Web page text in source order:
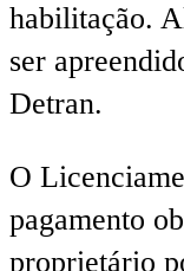
habilitação.
ser
Detran.
O
pagamento
proprietário